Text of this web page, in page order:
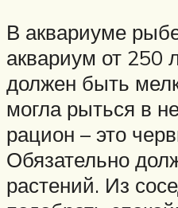
В аквариуме
аквариум от 250
должен быть
могла рыться в
рацион – это
Обязательно
растений. Из